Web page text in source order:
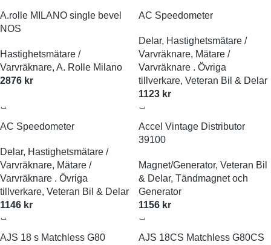
A.rolle MILANO single bevel
NOS
Hastighetsmätare /
Varvräknare, A. Rolle Milano
2876 kr
AC Speedometer
Delar, Hastighetsmätare /
Varvräknare, Mätare /
Varvräknare . Övriga
tillverkare, Veteran Bil & Delar
1123 kr
AC Speedometer
Delar, Hastighetsmätare /
Varvräknare, Mätare /
Varvräknare . Övriga
tillverkare, Veteran Bil & Delar
1146 kr
Accel Vintage Distributor
39100
Magnet/Generator, Veteran Bil
& Delar, Tändmagnet och
Generator
1156 kr
AJS 18 s Matchless G80
AJS 18CS Matchless G80CS